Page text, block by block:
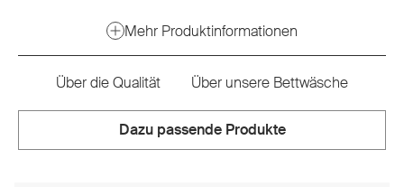
Mehr Produktinformationen
Über die Qualität Über unsere Bettwäsche
Dazu passende Produkte